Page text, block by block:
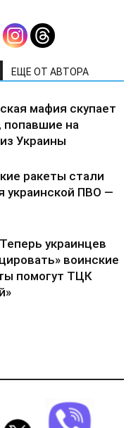
ЕЩЕ ОТ АВТОРА
мафия скупает
попавшие на
Украины
ракеты стали
украинской ПВО —
украинцев
воинские
помогут ТЦК